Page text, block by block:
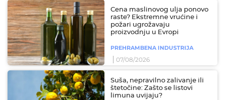
Cena maslinovog ulja ponovo
raste? Ekstremne vrućine i
požari ugrožavaju
proizvodnju u Evropi
PREHRAMBENA INDUSTRIJA
07/08/2026
Suša, nepravilno zalivanje ili
štetočine: Zašto se listovi
limuna uvijaju?